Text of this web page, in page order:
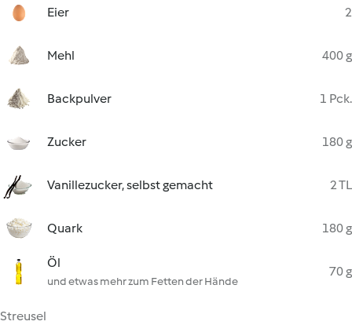
Eier
2
Mehl 400 g
Backpulver 1 Pck.
Zucker 180 g
Vanillezucker, selbst gemacht 2 TL
Quark 180 g
Öl
und etwas mehr zum Fetten der Hände
70 g
Streusel